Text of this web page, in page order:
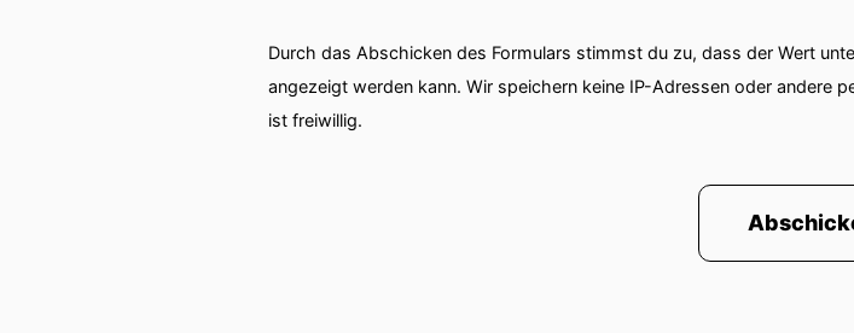
Durch das Abschicken des Formulars stimmst du zu, dass der Wert
angezeigt werden kann. Wir speichern keine IP-Adressen oder andere
ist freiwillig.